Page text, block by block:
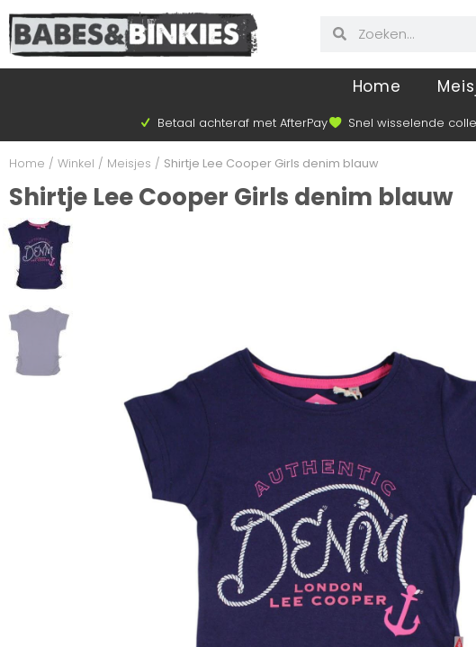
Home
Betaal achteraf met AfterPay Snel wisselende
Home / Winkel / Meisjes / Shirtje Lee Cooper Girls denim blauw
Shirtje Lee Cooper Girls denim blauw